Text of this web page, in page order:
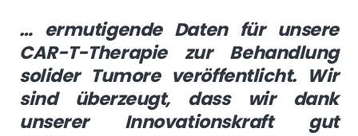
… ermutigende Daten für unsere
CAR-T-Therapie zur Behandlung
solider Tumore veröffentlicht. Wir
sind überzeugt, dass wir dank
unserer Innovationskraft gut